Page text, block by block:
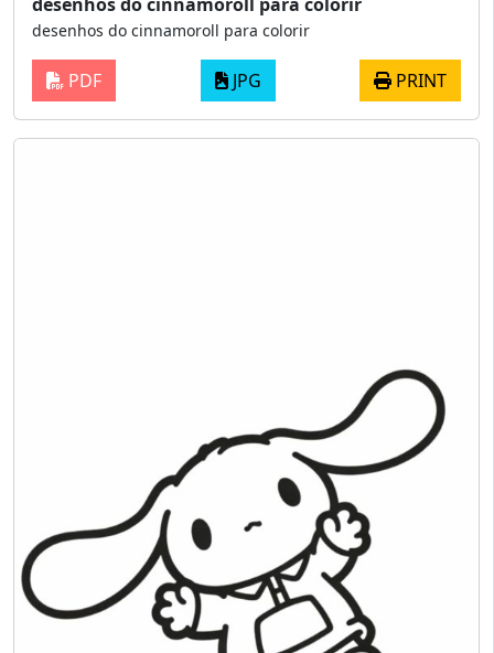
desenhos do cinnamoroll para colorir
PDF JPG PRINT